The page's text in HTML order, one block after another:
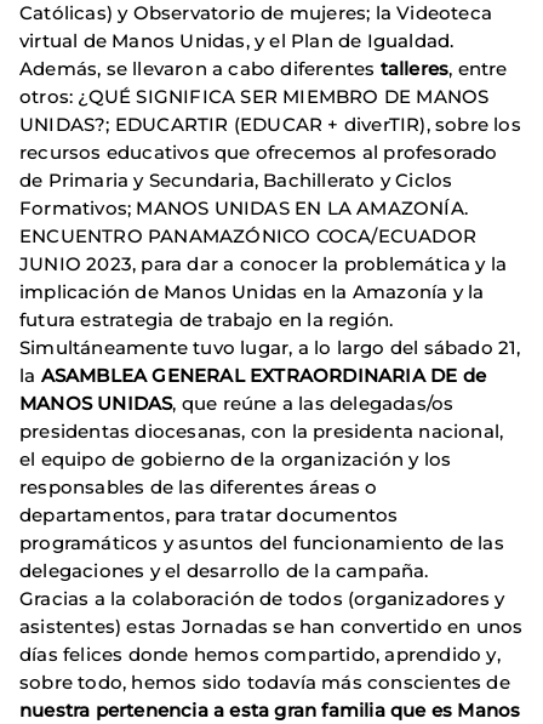
Católicas) y Observatorio de mujeres; la Videoteca
virtual de Manos Unidas, y el Plan de Igualdad.
Además, se llevaron a cabo diferentes talleres, entre
otros: ¿QUÉ SIGNIFICA SER MIEMBRO DE MANOS
UNIDAS?; EDUCARTIR (EDUCAR + diverTIR), sobre los
recursos educativos que ofrecemos al profesorado
de Primaria y Secundaria, Bachillerato y Ciclos
Formativos; MANOS UNIDAS EN LA AMAZONÍA.
ENCUENTRO PANAMAZÓNICO COCA/ECUADOR
JUNIO 2023, para dar a conocer la problemática y la
implicación de Manos Unidas en la Amazonía y la
futura estrategia de trabajo en la región.
Simultáneamente tuvo lugar, a lo largo del sábado 21,
la ASAMBLEA GENERAL EXTRAORDINARIA DE de
MANOS UNIDAS, que reúne a las delegadas/os
presidentas diocesanas, con la presidenta nacional,
el equipo de gobierno de la organización y los
responsables de las diferentes áreas o
departamentos, para tratar documentos
programáticos y asuntos del funcionamiento de las
delegaciones y el desarrollo de la campaña.
Gracias a la colaboración de todos (organizadores y
asistentes) estas Jornadas se han convertido en unos
días felices donde hemos compartido, aprendido y,
sobre todo, hemos sido todavía más conscientes de
nuestra pertenencia a esta gran familia que es Manos